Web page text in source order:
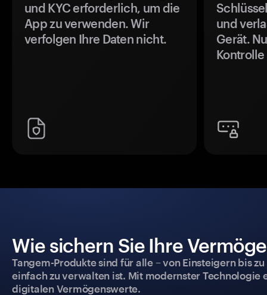
und KYC erforderlich, um die
App zu verwenden. Wir
verfolgen Ihre Daten nicht.
und
Gerät.
Wie sichern Sie Ihre
Tangem-Produkte sind für alle – von Einsteigern bis
einfach zu verwalten ist. Mit modernster
digitalen Vermögenswerte.